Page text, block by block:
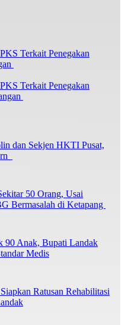
Terkait Penegakan
dan Sekjen HKTI Pusat,
50 Orang, Usai
Bermasalah di Ketapang
90 Anak, Bupati Landak
Medis
Ratusan Rehabilitasi